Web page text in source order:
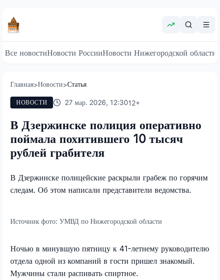
Все новостиНовости РоссииНовости Нижегородской области
Главная>Новости>Статья
НОВОСТИ 27 мар. 2026, 12:3012+
В Дзержинске полиция оперативно
поймала похитившего 10 тысяч
рублей грабителя
В Дзержинске полицейские раскрыли грабеж по горячим
следам. Об этом написали представители ведомства.
Источник фото: УМВД по Нижегородской области
Ночью в минувшую пятницу к 41-летнему руководителю
отдела одной из компаний в гости пришел знакомый.
Мужчины стали распивать спиртное.